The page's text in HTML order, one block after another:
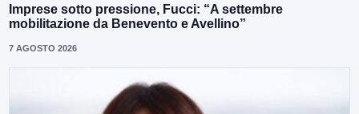
Imprese sotto pressione, Fucci: “A settembre
mobilitazione da Benevento e Avellino”
7 AGOSTO 2026